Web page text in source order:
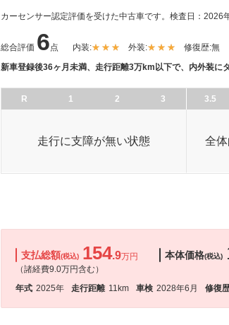
カーセンサー認定評価を受けた中古車です。 検査日：2026
総合評価 6点 内装: 外装: 修復歴:無
新車登録後36ヶ月未満、走行距離3万km以下で、内外装に
R 1 2 3 3.5
走行に支障が無い状態 全
支払総額(税込) 154.9万円
（諸経費9.0万円含む）
本体価格(税込)
年式 2025年 走行距離 11km 車検 2028年6月 修復